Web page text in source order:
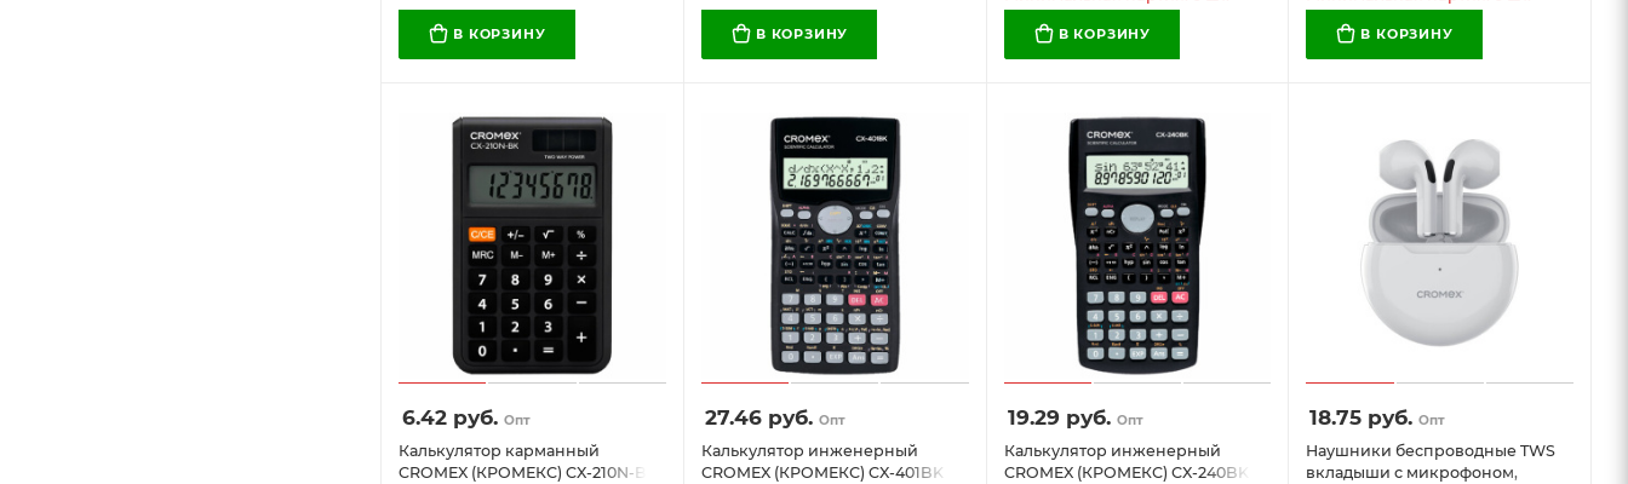
В КОРЗИНУ В КОРЗИНУ В КОРЗИНУ В КОРЗИНУ
6.42 руб. Опт
Калькулятор карманный
CROMEX (КРОМЕКС) CX-210N-BK
27.46руб. Опт
Калькулятор инженерный
CROMEX (КРОМЕКС) CX-401BK
19.29руб. Опт
Калькулятор инженерный
CROMEX (КРОМЕКС) СX-240BK
18.75 руб. Опт
Наушники беспроводные TWS
вкладыши с микрофоном,